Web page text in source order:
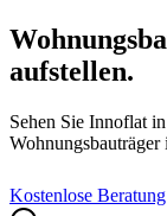
aufstellen.
Sehen Sie Innoflat
Kostenlose Beratung